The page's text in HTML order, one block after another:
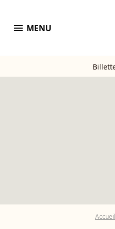
menu MENU
Accueil